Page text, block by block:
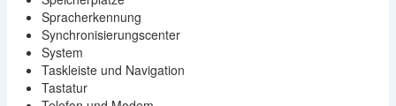
Spracherkennung
Synchronisierungscenter
System
Taskleiste und Navigation
Tastatur